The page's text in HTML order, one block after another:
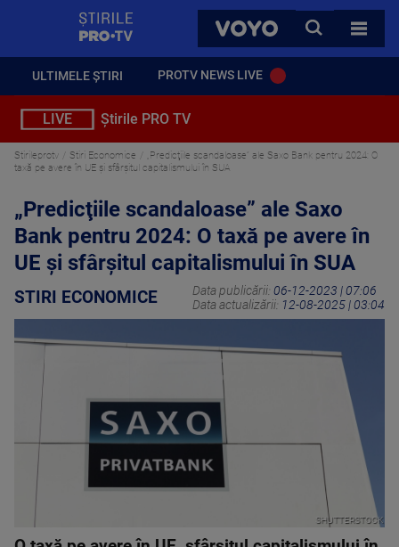
VOYO
CAUTA
TOATE
ULTIMELE ȘTIRI PROTV NEWS LIVE
LIVE Știrile PRO TV
Stirileprotv Stiri Economice
„Predicţiile scandaloase” ale Saxo Bank pentru 2024: O
taxă pe avere în UE şi sfârşitul capitalismului în SUA
„Predicţiile scandaloase” ale Saxo
Bank pentru 2024: O taxă pe avere în
UE şi sfârşitul capitalismului în SUA
STIRI ECONOMICE Data publicării: 06-12-2023 | 07:06
Data actualizării: 12-08-2025 | 03:04
SHUTTERSTOCK